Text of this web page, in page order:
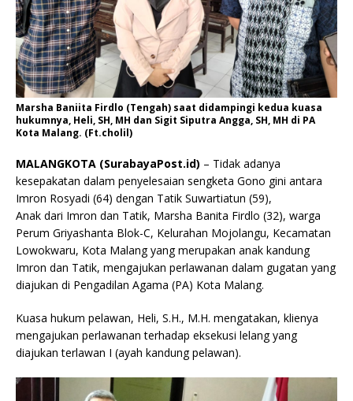
Marsha Baniita Firdlo (Tengah) saat didampingi kedua kuasa
hukumnya, Heli, SH, MH dan Sigit Siputra Angga, SH, MH di PA
Kota Malang. (Ft.cholil)
MALANGKOTA (SurabayaPost.id) – Tidak adanya
kesepakatan dalam penyelesaian sengketa Gono gini antara
Imron Rosyadi (64) dengan Tatik Suwartiatun (59),
Anak dari Imron dan Tatik, Marsha Banita Firdlo (32), warga
Perum Griyashanta Blok-C, Kelurahan Mojolangu, Kecamatan
Lowokwaru, Kota Malang yang merupakan anak kandung
Imron dan Tatik, mengajukan perlawanan dalam gugatan yang
diajukan di Pengadilan Agama (PA) Kota Malang.
Kuasa hukum pelawan, Heli, S.H., M.H. mengatakan, klienya
mengajukan perlawanan terhadap eksekusi lelang yang
diajukan terlawan I (ayah kandung pelawan).